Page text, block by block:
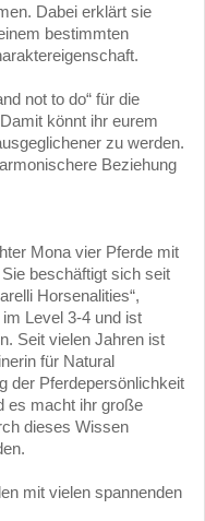
Dabei erklärt sie
bestimmten
not to do“ für die
könnt ihr eurem
zu werden.
Beziehung
Mona vier Pferde mit
beschäftigt sich seit
Horsenalities“,
Level 3-4 und ist
Seit vielen Jahren ist
für Natural
der Pferdepersönlichkeit
es macht ihr große
dieses Wissen
mit vielen spannenden